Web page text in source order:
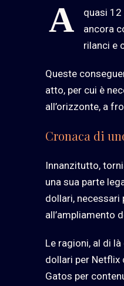
A
quasi 12
ancora
rilanci e
Queste
atto, per cui è
all’orizzonte, a
Cronaca di
Innanzitutto,
una sua parte
dollari, necessari
all’ampliamento
Le ragioni, al di
dollari per Netflix
Gatos per